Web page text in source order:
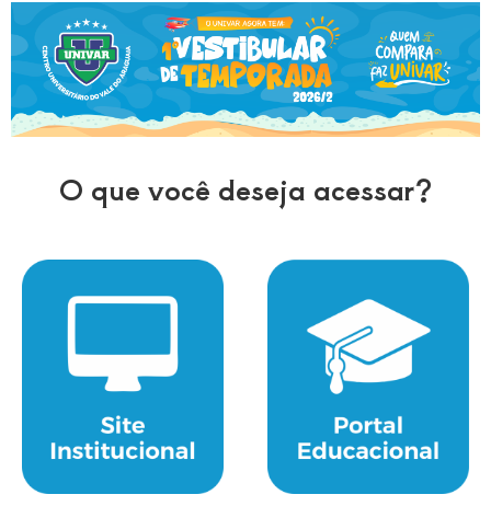
O que você deseja acessar?